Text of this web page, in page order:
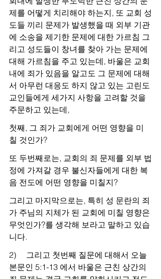
제를 어떻게 치리해야 하는지, 또 교회 성
도들 끼리 문제가 발생했을 때 외부 기관
에 소송을 제기한 문제에 대한 가르침 그
리고 성도들이 창녀를 찾아 가는 문제에
대해 가르침을 주고 있는데, 바울은 교회
내에 죄가 있음을 알고도 그 문제에 대해
서 아무런 대응도 하지 않고 있는 고린도
교인들에게 세가지 사항을 고려할 것을
주문하고 있는데,
첫째, 그 죄가 교회에게 어떤 영향을 미
칠 것인가?
또 두번째로는, 교회의 죄 문제를 외부 법
정에 가져갈 경우 불신자들에게 대한 복
음 전도에 어떤 영향을 미칠지?
그리고 마지막으로는, 특히 성 문란의 죄
가 주님의 지체가 된 교회에 미칠 영향은
무엇인가?를 생각해 보라고 말하고 있습
니다.
2)     그리고 첫번째 질문에 대해서 오늘
본문인 5:1-13 에서 바울은 근친 상간의